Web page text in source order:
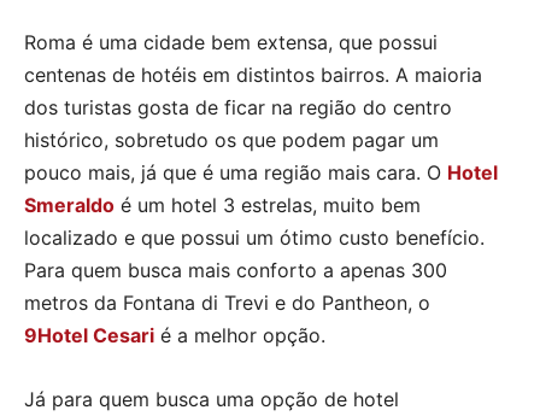
Roma é uma cidade bem extensa, que possui
centenas de hotéis em distintos bairros. A maioria
dos turistas gosta de ficar na região do centro
histórico, sobretudo os que podem pagar um
pouco mais, já que é uma região mais cara. O Hotel
Smeraldo é um hotel 3 estrelas, muito bem
localizado e que possui um ótimo custo benefício.
Para quem busca mais conforto a apenas 300
metros da Fontana di Trevi e do Pantheon, o
9Hotel Cesari é a melhor opção.
Já para quem busca uma opção de hotel